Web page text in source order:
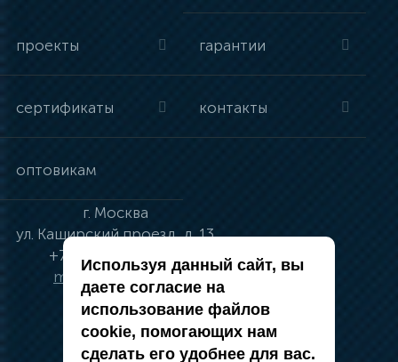
проекты гарантии
сертификаты контакты
оптовикам
г. Москва
ул. Каширский проезд, д. 13
+7 (495) 134-41-83
moskva@vincci.ru
Используя данный сайт, вы
даете согласие на
использование файлов
cookie, помогающих нам
сделать его удобнее для вас.